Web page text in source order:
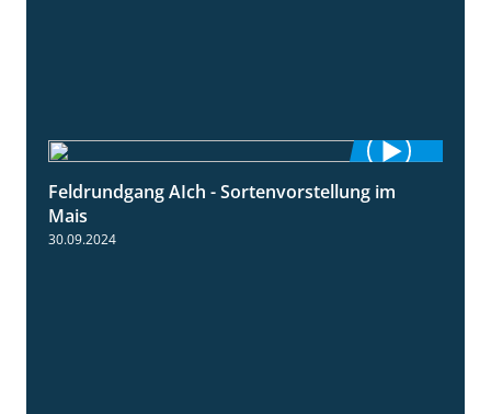
11:24
Feldrundgang AIch - Sortenvorstellung im
Mais
30.09.2024